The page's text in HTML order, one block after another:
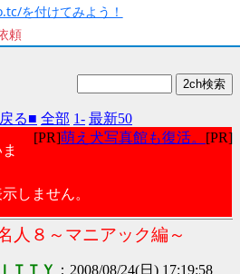
を付けてみよう！
頼